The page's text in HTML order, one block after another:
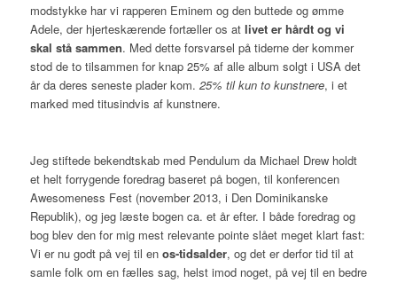
modstykke har vi rapperen Eminem og den buttede og ømme
Adele, der hjerteskærende fortæller os at livet er hårdt og vi
skal stå sammen. Med dette forsvarsel på tiderne der kommer
stod de to tilsammen for knap 25% af alle album solgt i USA det
år da deres seneste plader kom. 25% til kun to kunstnere, i et
marked med titusindvis af kunstnere.
Jeg stiftede bekendtskab med Pendulum da Michael Drew holdt
et helt forrygende foredrag baseret på bogen, til konferencen
Awesomeness Fest (november 2013, i Den Dominikanske
Republik), og jeg læste bogen ca. et år efter. I både foredrag og
bog blev den for mig mest relevante pointe slået meget klart fast:
Vi er nu godt på vej til en os-tidsalder, og det er derfor tid til at
samle folk om en fælles sag, helst imod noget, på vej til en bedre